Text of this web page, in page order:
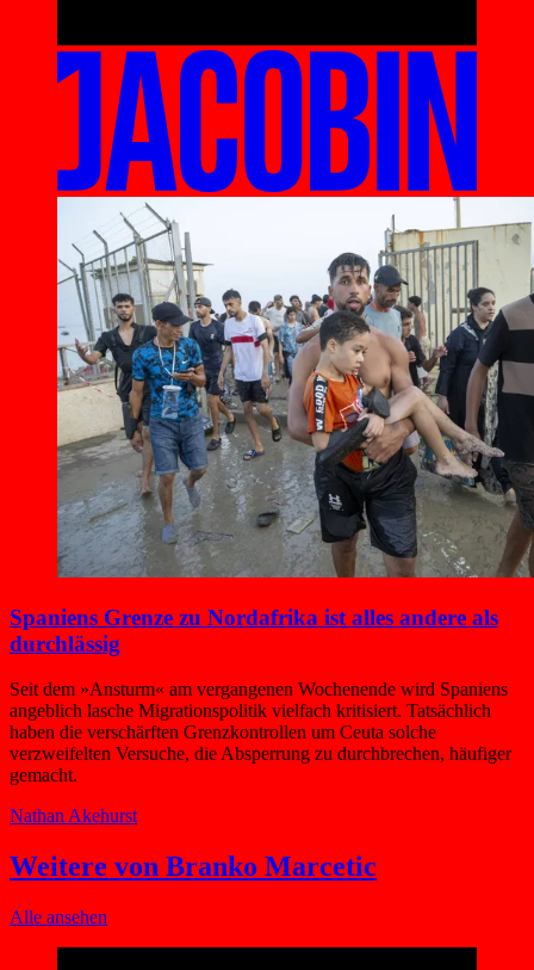
Spaniens Grenze zu Nordafrika ist alles andere als
durchlässig
Seit dem »Ansturm« am vergangenen Wochenende wird Spaniens
angeblich lasche Migrationspolitik vielfach kritisiert. Tatsächlich
haben die verschärften Grenzkontrollen um Ceuta solche
verzweifelten Versuche, die Absperrung zu durchbrechen, häufiger
gemacht.
Nathan Akehurst
Weitere von Branko Marcetic
Alle ansehen